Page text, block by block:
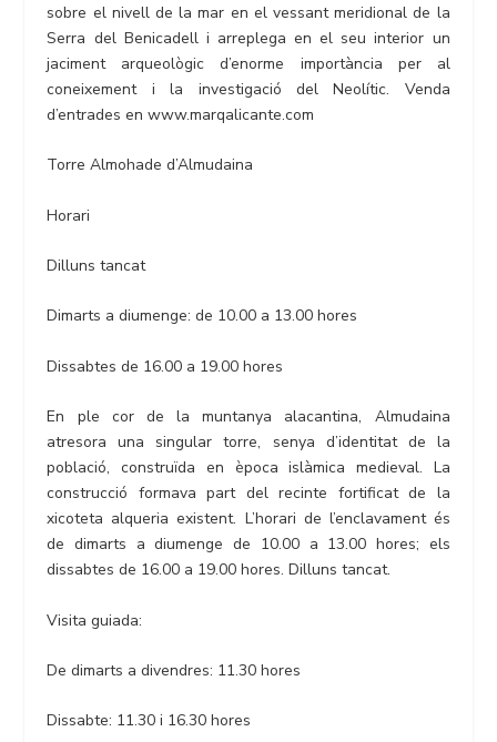
sobre el nivell de la mar en el vessant meridional de la
Serra del Benicadell i arreplega en el seu interior un
jaciment arqueològic d’enorme importància per al
coneixement i la investigació del Neolític. Venda
d’entrades en www.marqalicante.com
Torre Almohade d’Almudaina
Horari
Dilluns tancat
Dimarts a diumenge: de 10.00 a 13.00 hores
Dissabtes de 16.00 a 19.00 hores
En ple cor de la muntanya alacantina, Almudaina
atresora una singular torre, senya d’identitat de la
població, construïda en època islàmica medieval. La
construcció formava part del recinte fortificat de la
xicoteta alqueria existent. L’horari de l’enclavament és
de dimarts a diumenge de 10.00 a 13.00 hores; els
dissabtes de 16.00 a 19.00 hores. Dilluns tancat.
Visita guiada:
De dimarts a divendres: 11.30 hores
Dissabte: 11.30 i 16.30 hores